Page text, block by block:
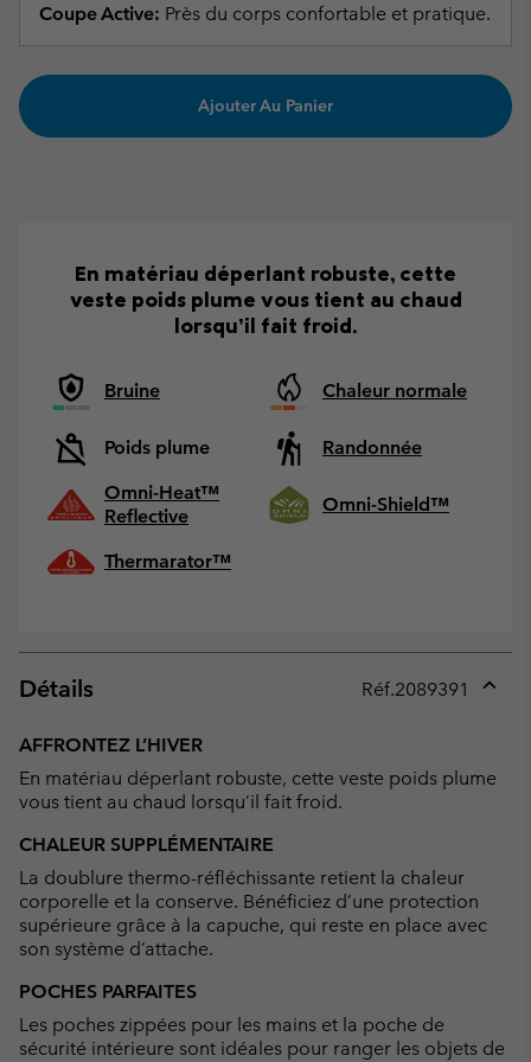
Coupe Active: Près du corps confortable et pratique.
Ajouter Au Panier
En matériau déperlant robuste, cette
veste poids plume vous tient au chaud
lorsqu’il fait froid.
Bruine Chaleur normale
Poids plume
Randonnée
Omni-Heat™
Reflective
Omni-Shield™
Thermarator™
Détails Réf.2089391
AFFRONTEZ L’HIVER
En matériau déperlant robuste, cette veste poids plume
vous tient au chaud lorsqu’il fait froid.
CHALEUR SUPPLÉMENTAIRE
La doublure thermo-réfléchissante retient la chaleur
corporelle et la conserve. Bénéficiez d’une protection
supérieure grâce à la capuche, qui reste en place avec
son système d’attache.
POCHES PARFAITES
Les poches zippées pour les mains et la poche de
sécurité intérieure sont idéales pour ranger les objets de